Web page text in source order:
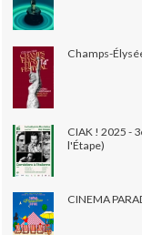
Champs-
CIAK ! 2025 -
l'Étape)
CINEMA